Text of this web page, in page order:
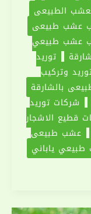
الطبيعي
عشب طبيعي
عشب طبيعي
توريد
وتركيب
بالشارقة
شركات توريد
قطيع الاشجار
عشب طبيعي
ياباني